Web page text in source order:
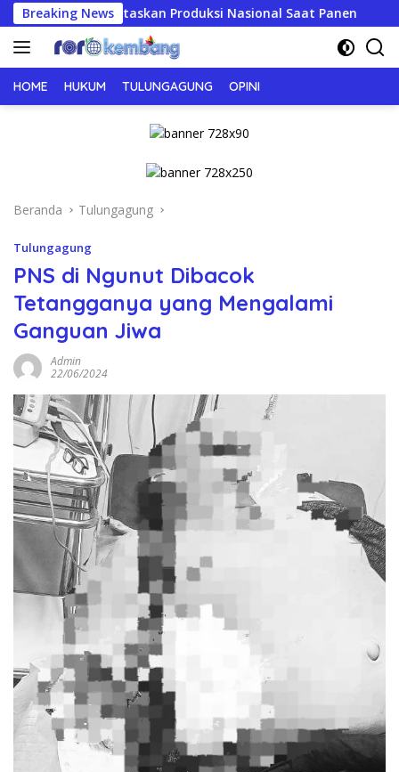
Langsung
ke
konten
Breaking News
Prioritaskan Produksi Nasional Saat Panen JERIT
HOME HUKUM TULUNGAGUNG OPINI
Beranda Tulungagung
Tulungagung
PNS di Ngunut Dibacok
Tetangganya yang Mengalami
Ganguan Jiwa
Admin
22/06/2024